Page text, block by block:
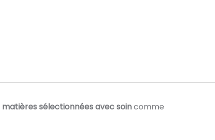
matières sélectionnées avec soincomme